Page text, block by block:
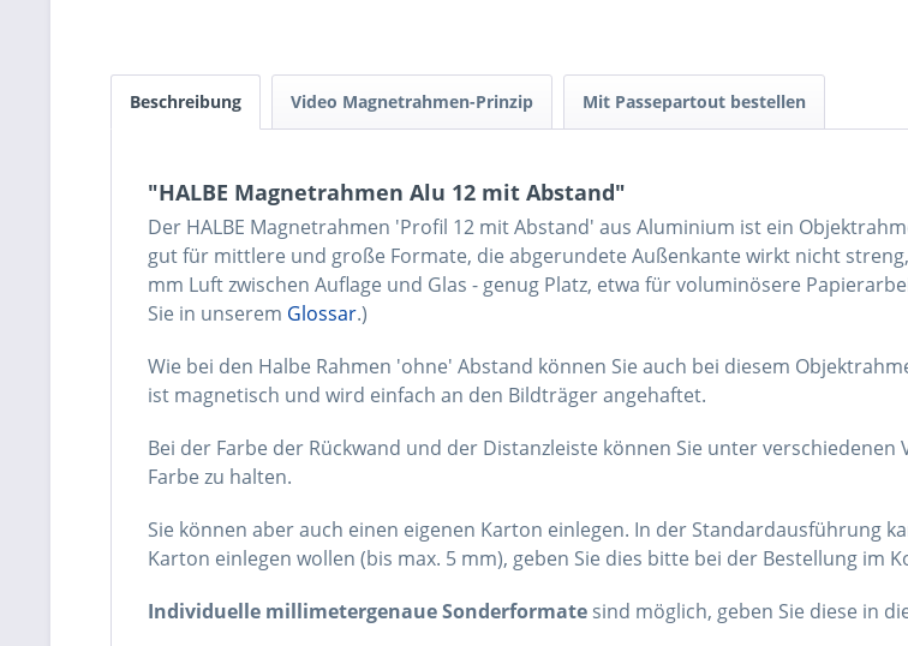
Beschreibung Video Magnetrahmen-Prinzip Mit Passepartout bestellen
"HALBE Magnetrahmen Alu 12 mit Abstand"
Der HALBE Magnetrahmen 'Profil 12 mit Abstand' aus Aluminium ist ein
gut für mittlere und große Formate, die abgerundete Außenkante wirkt nicht
mm Luft zwischen Auflage und Glas - genug Platz, etwa für voluminösere
Sie in unserem Glossar.)
Wie bei den Halbe Rahmen 'ohne' Abstand können Sie auch bei diesem
ist magnetisch und wird einfach an den Bildträger angehaftet.
Bei der Farbe der Rückwand und der Distanzleiste können Sie unter
Farbe zu halten.
Sie können aber auch einen eigenen Karton einlegen. In der Standardausführung
Karton einlegen wollen (bis max. 5 mm), geben Sie dies bitte bei der Bestellung im
Individuelle millimetergenaue Sonderformate sind möglich, geben Sie diese in